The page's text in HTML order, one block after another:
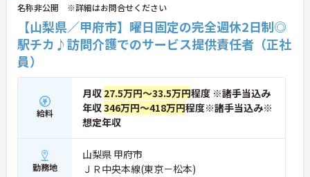
名称非公開 ※詳細はお問合せください
【山梨県／甲府市】曜日固定の完全週休2日制◎
駅チカ♪訪問介護でのサービス提供責任者（正社
員）
給料
月収 27.5万円～33.5万円程度 ※諸手当込み
年収346万円～418万円程度※諸手当込み※
想定年収
勤務地
山梨県 甲府市
ＪＲ中央本線(東京－松本)